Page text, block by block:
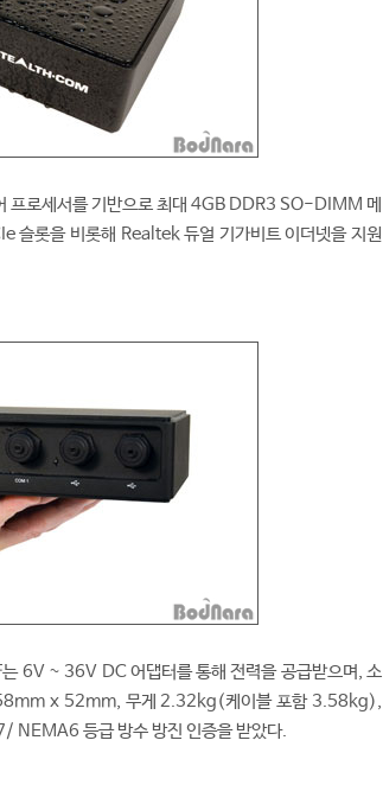
로세서를 기반으로 최대 4GB DDR3 SO-DIMM 메
롯을 비롯해 Realtek 듀얼 기가비트 이더넷을 지원
~ 36V DC 어댑터를 통해 전력을 공급받으며, 소
x 52mm, 무게 2.32kg(케이블 포함 3.58kg),
등급 방수 방진 인증을 받았다.